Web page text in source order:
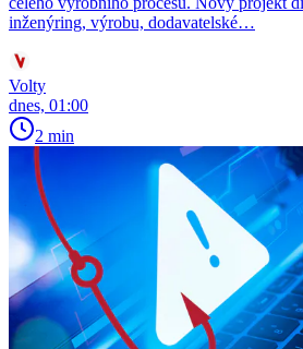
inženýring, výrobu, dodavatelské…
Volty
dnes, 01:00
2 min